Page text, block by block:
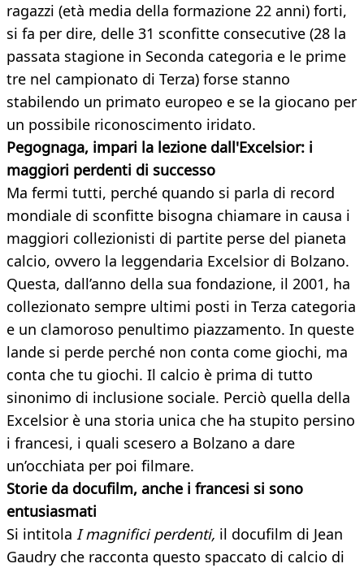
ragazzi (età media della formazione 22 anni) forti,
si fa per dire, delle 31 sconfitte consecutive (28 la
passata stagione in Seconda categoria e le prime
tre nel campionato di Terza) forse stanno
stabilendo un primato europeo e se la giocano per
un possibile riconoscimento iridato.
Pegognaga, impari la lezione dall'Excelsior: i
maggiori perdenti di successo
Ma fermi tutti, perché quando si parla di record
mondiale di sconfitte bisogna chiamare in causa i
maggiori collezionisti di partite perse del pianeta
calcio, ovvero la leggendaria Excelsior di Bolzano.
Questa, dall’anno della sua fondazione, il 2001, ha
collezionato sempre ultimi posti in Terza categoria
e un clamoroso penultimo piazzamento. In queste
lande si perde perché non conta come giochi, ma
conta che tu giochi. Il calcio è prima di tutto
sinonimo di inclusione sociale. Perciò quella della
Excelsior è una storia unica che ha stupito persino
i francesi, i quali scesero a Bolzano a dare
un’occhiata per poi filmare.
Storie da docufilm, anche i francesi si sono
entusiasmati
Si intitola I magnifici perdenti, il docufilm di Jean
Gaudry che racconta questo spaccato di calcio di